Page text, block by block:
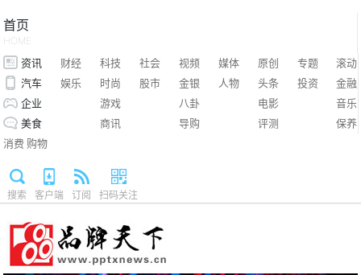
首页
HOME
资讯 财经 科技 社会 视频 媒体 原创 专题
滚动
汽车
娱乐 时尚 股市 金银 人物 头条 投资
金融
企业
游戏 八卦 电影
音乐
美食
商讯 导购 评测
保养
消费 购物
搜索 客户端 订阅 扫码关注